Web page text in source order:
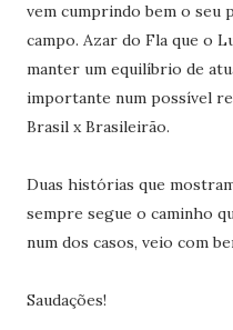
vem cumprindo bem o seu
campo. Azar do Fla que o
manter um equilíbrio de
importante num possível
Brasil x Brasileirão.
Duas histórias que
sempre segue o caminho
num dos casos, veio com
Saudações!